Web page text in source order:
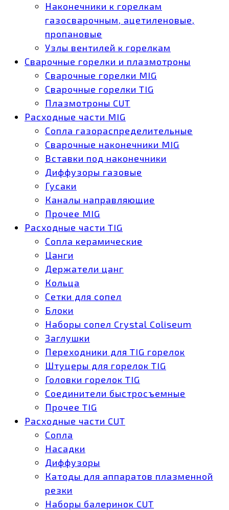
Наконечники к горелкам
газосварочным, ацетиленовые,
пропановые
Узлы вентилей к горелкам
Сварочные горелки и плазмотроны
Сварочные горелки MIG
Сварочные горелки TIG
Плазмотроны CUT
Расходные части MIG
Сопла газораспределительные
Сварочные наконечники MIG
Вставки под наконечники
Диффузоры газовые
Гусаки
Каналы направляющие
Прочее MIG
Расходные части TIG
Сопла керамические
Цанги
Держатели цанг
Кольца
Сетки для сопел
Блоки
Наборы сопел Crystal Coliseum
Заглушки
Переходники для TIG горелок
Штуцеры для горелок TIG
Головки горелок TIG
Соединители быстросъемные
Прочее TIG
Расходные части CUT
Сопла
Насадки
Диффузоры
Катоды для аппаратов плазменной
резки
Наборы балеринок CUT